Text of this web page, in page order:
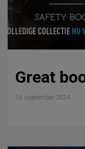
Great
16 september 2024